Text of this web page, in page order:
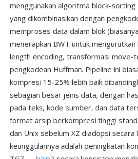
menggunakan algoritma block-
yang dikombinasikan dengan
memproses data dalam blok
menerapkan BWT untuk mengurutkan
length encoding, transformasi move-
pengkodean Huffman. Pipeline ini
kompresi 15-25% lebih baik
sebagian besar jenis data, dengan
pada teks, kode sumber, dan data
format arsip berkompresi tinggi
dan Unix sebelum XZ diadopsi secara
keunggulannya adalah peningkatan